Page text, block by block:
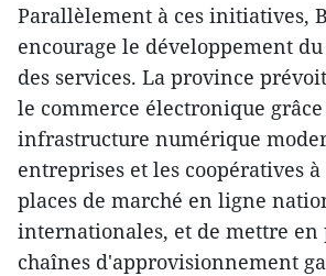
Parallèlement à ces initiatives,
encourage le développement
des services. La province
le commerce électronique
infrastructure numérique
entreprises et les coopératives
places de marché en ligne
internationales, et de mettre en
chaînes d'approvisionnement